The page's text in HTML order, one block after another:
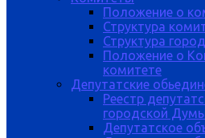
Положение о
Структура
Структура
Положение о
комитете
Депутатские
Реестр
городской
Депутатское